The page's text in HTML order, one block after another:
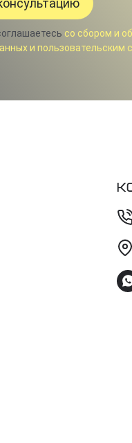
со сбором и
и пользовательским